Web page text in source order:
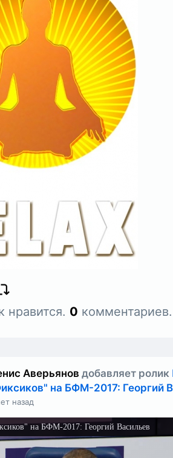
нравится. 0 комментариев.
Аверьянов добавляет ролик
на БФМ-2017: Георгий
назад